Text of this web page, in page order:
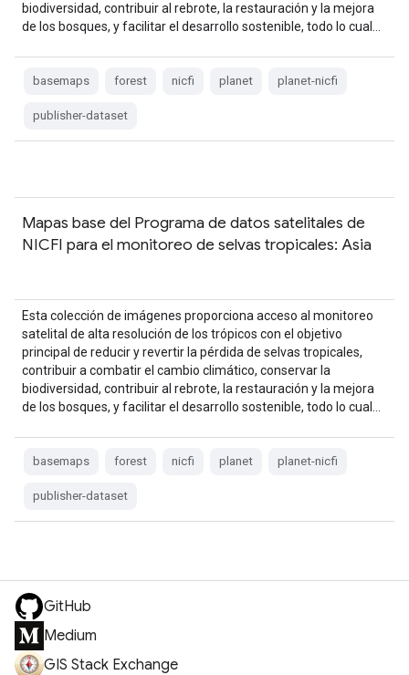
biodiversidad, contribuir al rebrote, la restauración y la mejora
de los bosques, y facilitar el desarrollo sostenible, todo lo cual…
basemaps forest nicfi planet planet-nicfi
publisher-dataset
Mapas base del Programa de datos satelitales de
NICFI para el monitoreo de selvas tropicales: Asia
Esta colección de imágenes proporciona acceso al monitoreo
satelital de alta resolución de los trópicos con el objetivo
principal de reducir y revertir la pérdida de selvas tropicales,
contribuir a combatir el cambio climático, conservar la
biodiversidad, contribuir al rebrote, la restauración y la mejora
de los bosques, y facilitar el desarrollo sostenible, todo lo cual…
basemaps forest nicfi planet planet-nicfi
publisher-dataset
GitHub
Medium
GIS Stack Exchange